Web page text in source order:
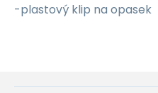
-plastový klip na opasek